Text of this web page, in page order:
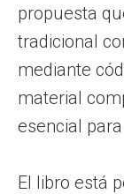
propuesta
tradicional
mediante
material
esencial
El libro está